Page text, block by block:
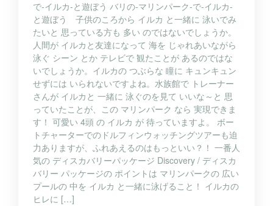
で-イルカ-と遊ぼう バリの-マリンパーク-で-イルカ-
と遊ぼう 子供のころから イルカ と一緒に 泳いでみ
たいと 思っている方も 多い のではないでしょうか。
人間が イルカと友達になって 海を じゃれあいながら
泳ぐ シーン とか テレビで 観たことが あるのではな
いでしょうか。イルカの つぶらな 瞳に キュンキュン
せずには いられないですよね。水族館で トレーナー
さんが イルカと 一緒に 泳ぐのを見て いいな～と 思
っていたことが、この マリンパーク なら 実現できま
す！ 可愛い 4頭 の イルカ が 待っていますよ。 ボー
トチャーターでのドルフィンウォッチングツアーも迫
力ありますが、ふれあえるのはもっといい？！ 一番人
気の ディスカバリーパッケージ Discovery / ディスカ
バリー パッケージの ポイントは マリンパークの 広い
プールの 中を イルカ と一緒に泳げること！ イルカの
ヒレに […]